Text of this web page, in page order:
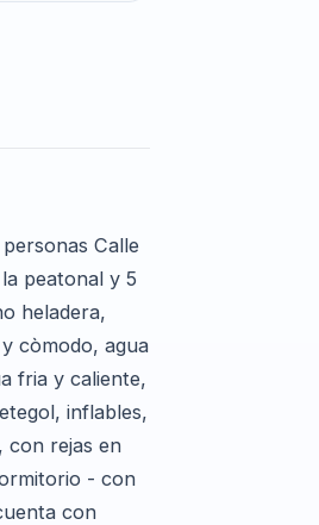
Calle
peatonal y 5
heladera,
còmodo, agua
fria y caliente,
inflables,
con rejas en
- con
con